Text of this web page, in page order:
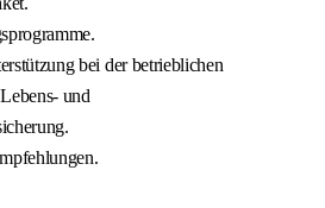
bei der betrieblichen
und